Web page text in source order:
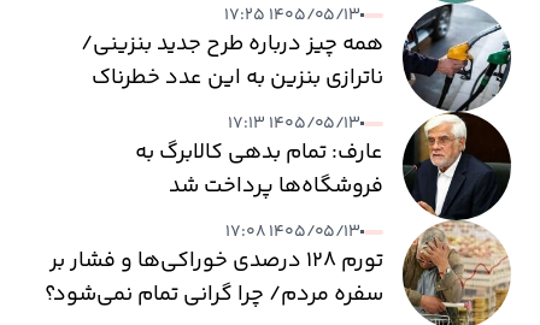
۱۴۰۵/۰۵/۱۳ ۱۷:۲۵
همه چیز درباره طرح جدید بنزینی/
ناترازی بنزین به این عدد خطرناک
می‌رسد
۱۴۰۵/۰۵/۱۳ ۱۷:۱۳
عارف: تمام بدهی کالابرگ به
فروشگاه‌ها پرداخت شد
۱۴۰۵/۰۵/۱۳ ۱۷:۰۸
تورم ۱۲۸ درصدی خوراکی‌ها و فشار بر
سفره مردم/ چرا گرانی تمام نمی‌شود؟